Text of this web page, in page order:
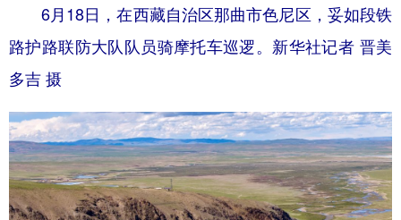
6月18日，在西藏自治区那曲市色尼区，妥如段铁
路护路联防大队队员骑摩托车巡逻。新华社记者 晋美
多吉 摄